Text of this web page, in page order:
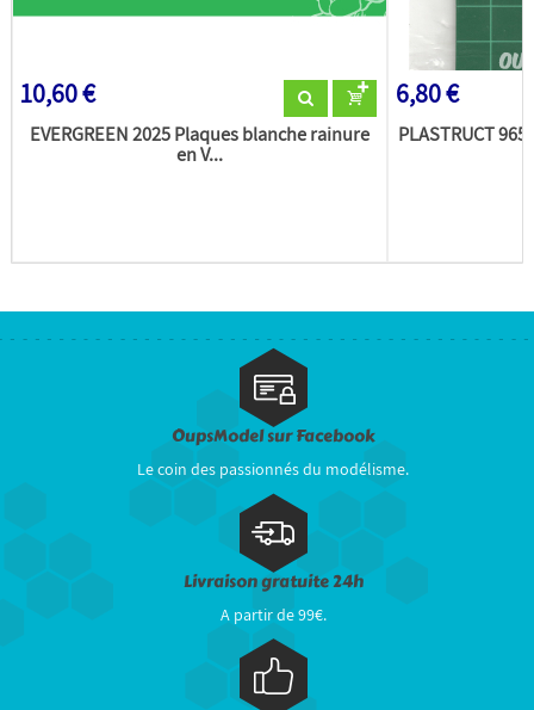
10,60 €
EVERGREEN 2025 Plaques blanche rainure
en V...
6,80 €
PLASTRUCT
OupsModel sur Facebook
Le coin des passionnés du modélisme.
Livraison gratuite 24h
A partir de 99€.